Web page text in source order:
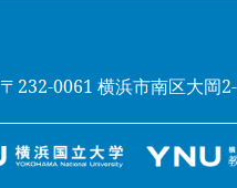
〒232-0061 横浜市南区大